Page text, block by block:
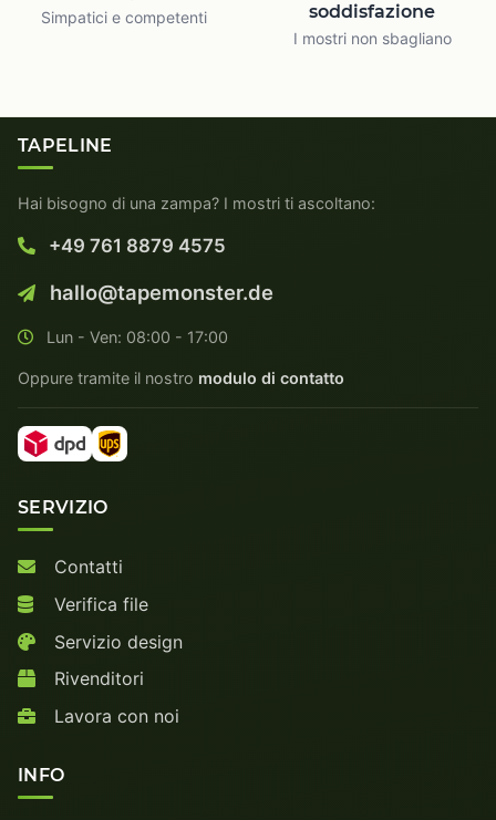
Simpatici e competenti
soddisfazione
I mostri non sbagliano
TAPELINE
Hai bisogno di una zampa? I mostri ti ascoltano:
+49 761 8879 4575
hallo@tapemonster.de
Lun - Ven: 08:00 - 17:00
Oppure tramite il nostro modulo di contatto
SERVIZIO
Contatti
Verifica file
Servizio design
Rivenditori
Lavora con noi
INFO